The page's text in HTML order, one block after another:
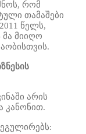
რომ
თამაშები
წელს,
მა მიიღო
არის